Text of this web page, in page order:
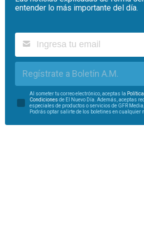
entender lo más importante del día.
Regístrate a Boletín A.M.
Al someter tu correo electrónico, aceptas la
Condiciones de El Nuevo Día. Además, aceptas
especiales de productos o servicios de GFR
Podrás optar salirte de los boletines en cualquier